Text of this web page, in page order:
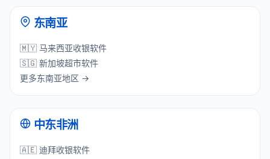
东南亚
🇲🇾 马来西亚收银软件
🇸🇬 新加坡超市软件
更多东南亚地区 →
中东非洲
🇦🇪 迪拜收银软件